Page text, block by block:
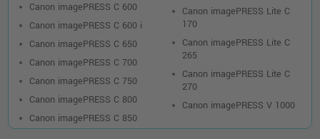
Canon imagePRESS C 600
Canon imagePRESS C 600 i
Canon imagePRESS C 650
Canon imagePRESS C 700
Canon imagePRESS C 750
Canon imagePRESS C 800
Canon imagePRESS C 850
Canon imagePRESS Lite C
170
Canon imagePRESS Lite C
265
Canon imagePRESS Lite C
270
Canon imagePRESS V 1000